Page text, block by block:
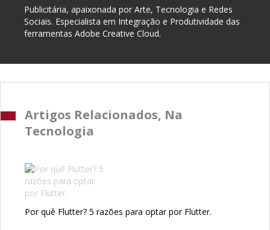
Publicitária, apaixonada por Arte, Tecnologia e Redes
Sociais. Especialista em Integração e Produtividade das
ferramentas Adobe Creative Cloud.
Artigos Relacionados, Na
Tecnologia
Por quê Flutter? 5 razões para optar por Flutter.